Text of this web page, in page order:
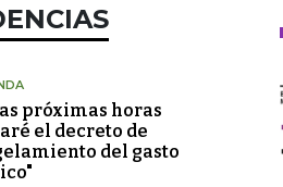
próximas horas
el decreto de
del gasto